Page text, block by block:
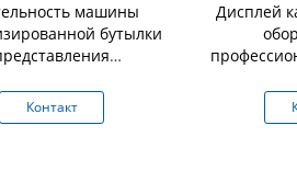
машины
бутылки
удобная
Контакт
Дисплей